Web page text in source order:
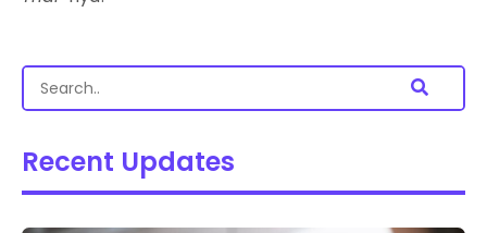
Recent Updates